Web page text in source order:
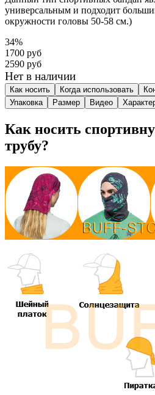
универсальным и подходит
окружности головы 50-58 см.)
34%
1700 руб
2590 руб
Нет в наличии
Как носить Когда использовать
Упаковка
Размер Видео
Как носить
трубу?